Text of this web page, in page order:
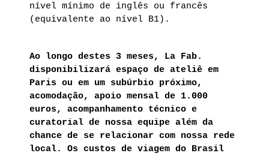
nível mínimo de inglês ou francês
(equivalente ao nível B1).
Ao longo destes 3 meses, La Fab.
disponibilizará espaço de ateliê em
Paris ou em um subúrbio próximo,
acomodação, apoio mensal de 1.000
euros, acompanhamento técnico e
curatorial de nossa equipe além da
chance de se relacionar com nossa rede
local. Os custos de viagem do Brasil